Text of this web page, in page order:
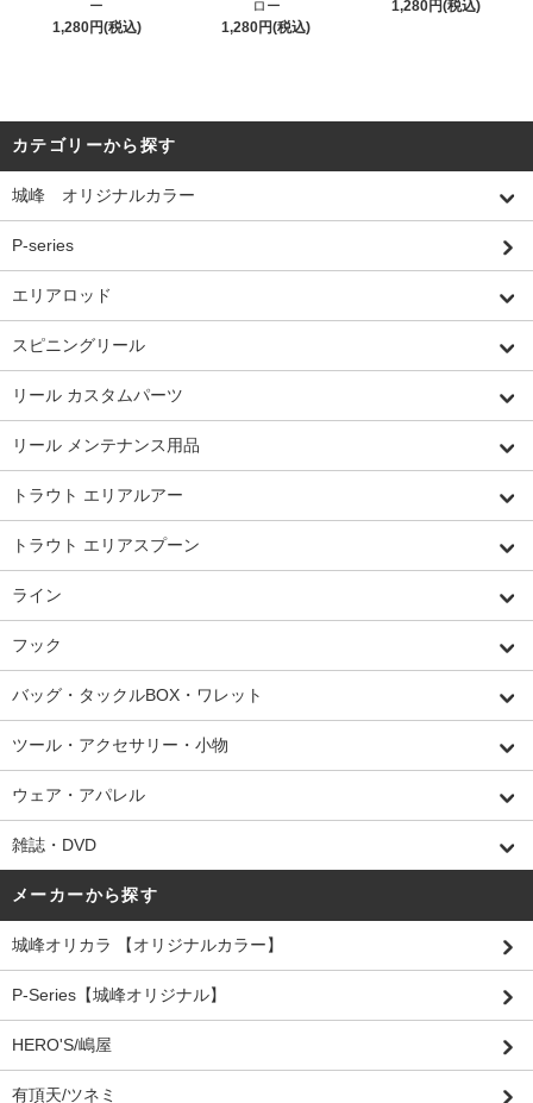
ー
1,280円(税込)
ロー
1,280円(税込)
1,280円(税込)
カテゴリーから探す
城峰 オリジナルカラー
P-series
エリアロッド
スピニングリール
リール カスタムパーツ
リール メンテナンス用品
トラウト エリアルアー
トラウト エリアスプーン
ライン
フック
バッグ・タックルBOX・ワレット
ツール・アクセサリー・小物
ウェア・アパレル
雑誌・DVD
メーカーから探す
城峰オリカラ 【オリジナルカラー】
P-Series【城峰オリジナル】
HERO'S/嶋屋
有頂天/ツネミ